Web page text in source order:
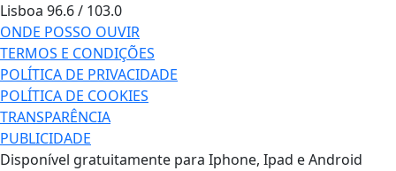
Lisboa 96.6 / 103.0
ONDE POSSO OUVIR
TERMOS E CONDIÇÕES
POLÍTICA DE PRIVACIDADE
POLÍTICA DE COOKIES
TRANSPARÊNCIA
PUBLICIDADE
Disponível gratuitamente para Iphone, Ipad e Android